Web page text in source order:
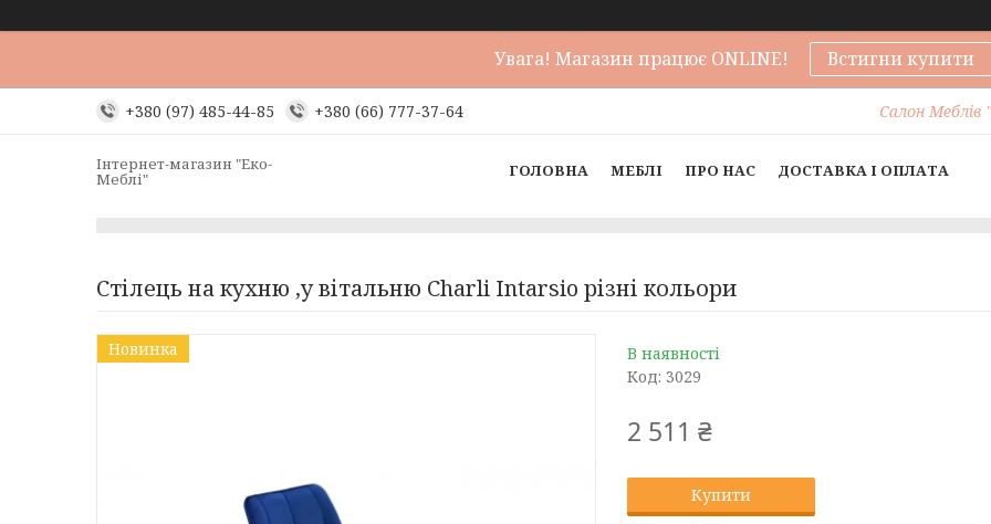
Увага! Магазин працює ONLINE! Встигни купити
+380 (97) 485-44-85 +380 (66) 777-37-64 Салон Меблів
Інтернет-магазин "Еко-
Меблі" ГОЛОВНА МЕБЛІ ПРО НАС ДОСТАВКА І ОПЛАТА
Стілець на кухню ,у вітальню Charli Intarsio різні кольори
Новинка
В наявності
Код: 3029
2 511 ₴
Купити